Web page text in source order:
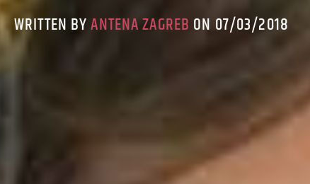
WRITTEN BYANTENA ZAGREB ON 07/03/2018